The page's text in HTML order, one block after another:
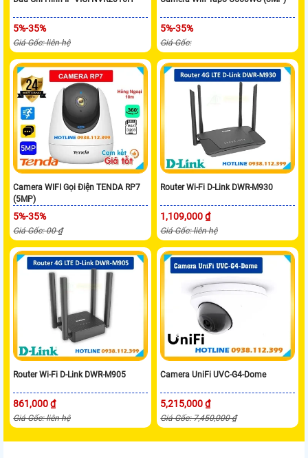
5%-35%
Giá Gốc: liên hệ
5%-35%
Giá Gốc:
Camera WIFI Gọi Điện TENDA RP7
(5MP)
5%-35%
Giá Gốc: 00 ₫
Router Wi-Fi D-Link DWR-M930
1,109,000 ₫
Giá Gốc: liên hệ
Router Wi-Fi D-Link DWR-M905
861,000 ₫
Giá Gốc: liên hệ
Camera UniFi UVC-G4-Dome
5,215,000 ₫
Giá Gốc: 7,450,000 ₫